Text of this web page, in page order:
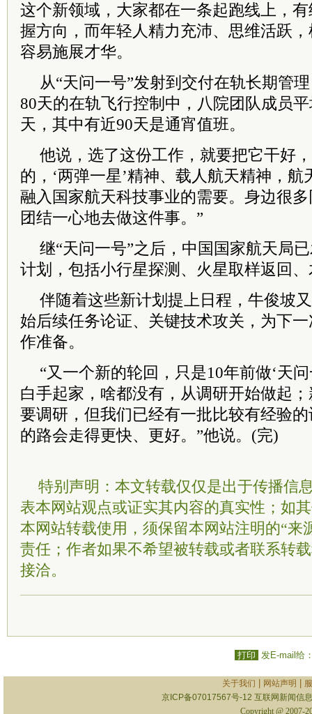
这个新领域，大家都在一条起跑线上，
握方向，而年轻人精力充沛、思维活跃
容易施展才华。
从“天问一号”发射到交付在轨长期管
80天的在轨飞行控制中，八院团队成员
天，其中有近90天是通宵值班。
他说，选了这份工作，就要把它干好
的，‘两弹一星’精神、载人航天精神，
融入国家航天科技事业的需要。身边很
团结一心地去做这件事。”
继“天问一号”之后，中国国家航天局
计划，包括小行星探测、火星取样返回
伴随着这些新计划提上日程，牛俊坡
始后续任务论证、关键技术攻关，为下
作准备。
“又一个新的轮回，只是10年前做‘天
白手起家，啥都没有，从调研开始做起
要调研，但我们已经有一批比较有经验
的路会走得更快、更好。”他说。(完)
特别声明：本文转载仅仅是出于传播信
表本网站观点或证实其内容的真实性；如
本网站转载使用，须保留本网站注明的“来
责任；作者如果不希望被转载或者联系转
接洽。
打印 发E-mail给
关于我们 网站声明
京ICP备07017567号-12 互联网新闻信
Copyright @ 2007-